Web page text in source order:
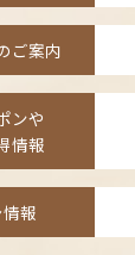
ご案内
ンや
情報
報